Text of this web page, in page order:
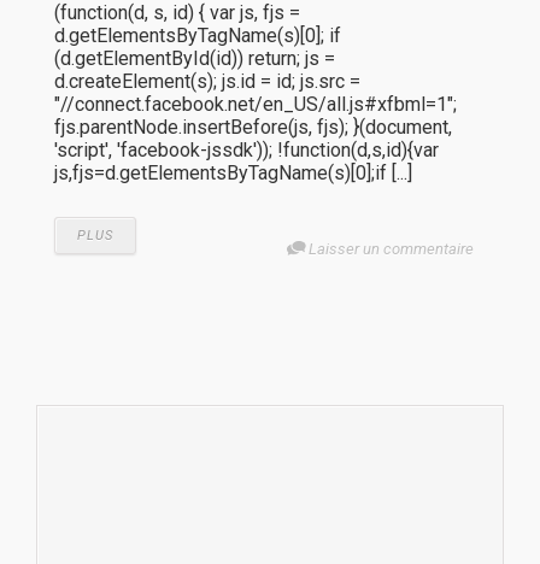
(function(d, s, id) { var js, fjs =
d.getElementsByTagName(s)[0]; if
(d.getElementById(id)) return; js =
d.createElement(s); js.id = id; js.src =
"//connect.facebook.net/en_US/all.js#xfbml=1";
fjs.parentNode.insertBefore(js, fjs); }(document,
'script', 'facebook-jssdk')); !function(d,s,id){var
js,fjs=d.getElementsByTagName(s)[0];if [...]
PLUS
Laisser un commentaire